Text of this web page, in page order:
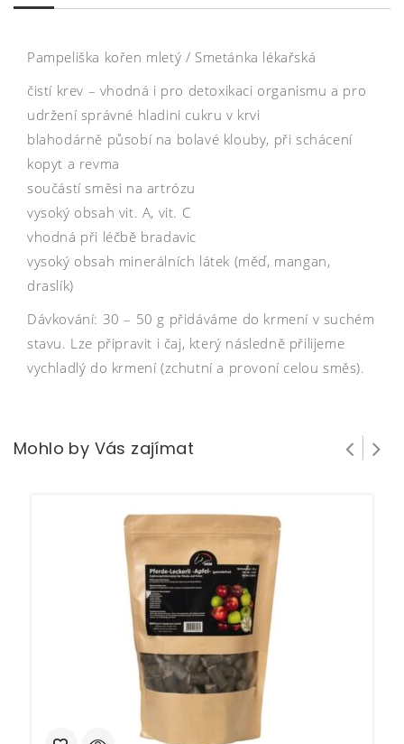
Pampeliška kořen mletý / Smetánka lékařská
čistí krev – vhodná i pro detoxikaci organismu a pro
udržení správné hladini cukru v krvi
blahodárně působí na bolavé klouby, při schácení
kopyt a revma
součástí směsi na artrózu
vysoký obsah vit. A, vit. C
vhodná při léčbě bradavic
vysoký obsah minerálních látek (měď, mangan,
draslík)
Dávkování: 30 – 50 g přidáváme do krmení v suchém
stavu. Lze připravit i čaj, který následně přilijeme
vychladlý do krmení (zchutní a provoní celou směs).
Mohlo by Vás zajímat